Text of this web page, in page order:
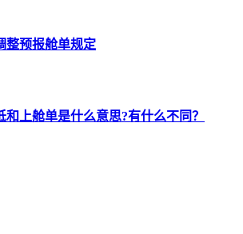
整预报舱单规定
和上舱单是什么意思?有什么不同？